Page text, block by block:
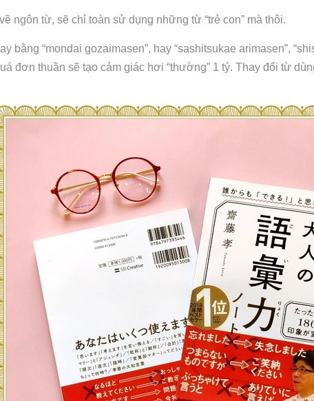
ngôn từ, sẽ chỉ toàn sử dụng những từ “trẻ con” mà thôi.
bằng “mondai gozaimasen”, hay “sashitsukae arimasen”,
đơn thuần sẽ tạo cảm giác hơi “thường” 1 tý. Thay đổi từ